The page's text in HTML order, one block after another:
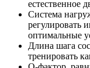
естественное
Система
регулировать
оптимальные
Длина шага
тренировать